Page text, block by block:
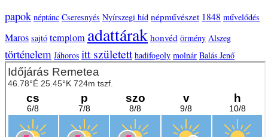
papok néptánc Cseresnyés Nyírszegi híd népművészet 1848 művelődés
Maros sajtó templom adattárak honvéd örmény Alszeg
történelem Jáhoros itt született hadifogoly molnár Balás Jenő